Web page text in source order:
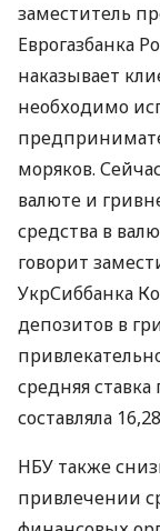
заместитель
Еврогазбанка
наказывает
необходимо
моряков.
валюте и
средства в
говорит
УкрСиббанка
депозитов в
средняя
составляла
НБУ также
привлечении